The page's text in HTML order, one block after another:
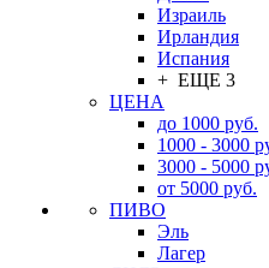
Израиль
Ирландия
Испания
+ ЕЩЕ 3
ЦЕНА
до 1000 руб.
1000 - 3000
3000 - 5000
от 5000 руб.
ПИВО
Эль
Лагер